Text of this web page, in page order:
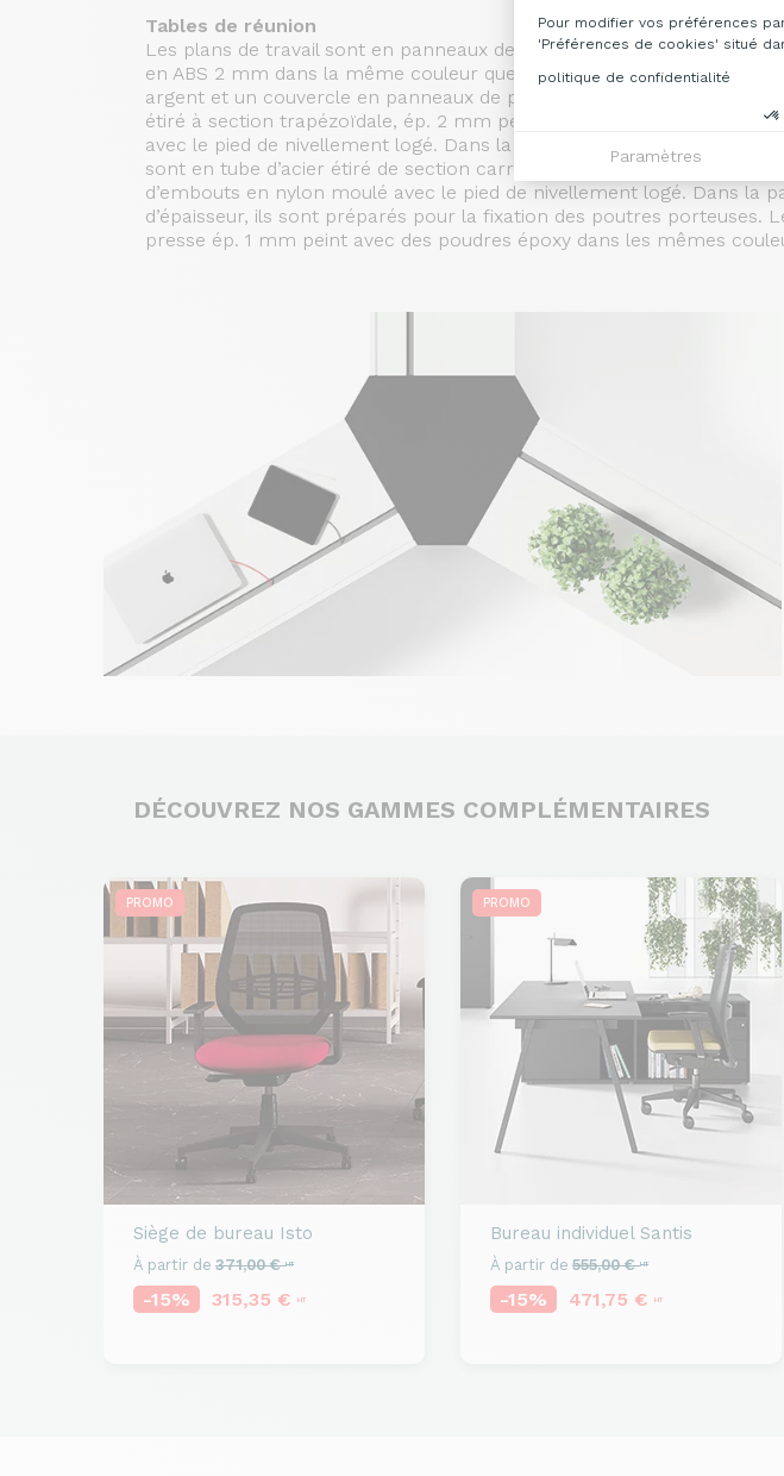
Pour modifier vos préférences
'Préférences de cookies' situé
politique de confidentialité
Paramètres
Tables de réunion
Les plans de travail sont en panneaux de particules de bois ép. 18
en ABS 2 mm dans la même couleur que la surface. Les plateaux
argent et un couvercle en panneaux de particules de bois ép. 8 mm
étiré à section trapézoïdale, ép. 2 mm peint avec des poudres
avec le pied de nivellement logé. Dans la partie transversale
sont en tube d’acier étiré de section carrée 50 x 50 x ép. 2 mm peint
d’embouts en nylon moulé avec le pied de nivellement logé. Dans la
d’épaisseur, ils sont préparés pour la fixation des poutres porteuses.
presse ép. 1 mm peint avec des poudres époxy dans les mêmes
DÉCOUVREZ NOS GAMMES COMPLÉMENTAIRES
PROMO
Siège de bureau Isto
À partir de 371,00 €HT
-15% 315,35 € HT
PROMO
Bureau individuelSantis
À partir de 555,00 €HT
-15% 471,75 € HT